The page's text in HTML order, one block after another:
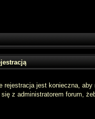
jest konieczna,
z administratorem forum,